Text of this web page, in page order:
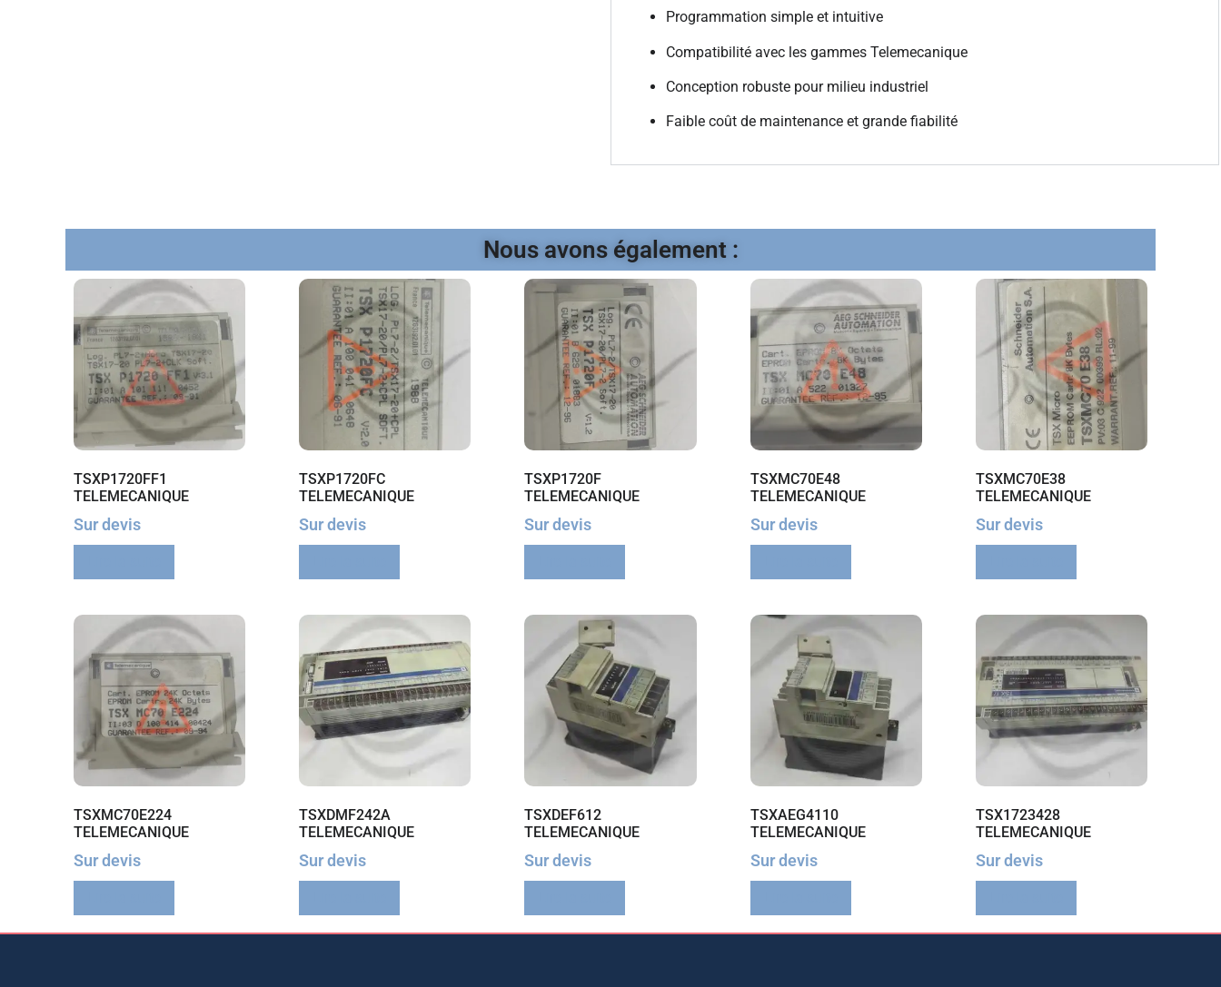
Programmation simple et intuitive
Compatibilité avec les gammes Telemecanique
Conception robuste pour milieu industriel
Faible coût de maintenance et grande fiabilité
Nous avons également :
TSXP1720FF1
TELEMECANIQUE
Sur devis
TSXP1720FC
TELEMECANIQUE
Sur devis
TSXP1720F
TELEMECANIQUE
Sur devis
TSXMC70E48
TELEMECANIQUE
Sur devis
TSXMC70E38
TELEMECANIQUE
Sur devis
TSXMC70E224
TELEMECANIQUE
Sur devis
TSXDMF242A
TELEMECANIQUE
Sur devis
TSXDEF612
TELEMECANIQUE
Sur devis
TSXAEG4110
TELEMECANIQUE
Sur devis
TSX1723428
TELEMECANIQUE
Sur devis